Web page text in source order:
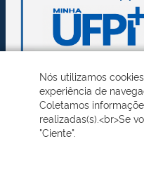
Nós utilizamos
experiência de
Coletamos
realizadas(s).<br>Se
"Ciente".